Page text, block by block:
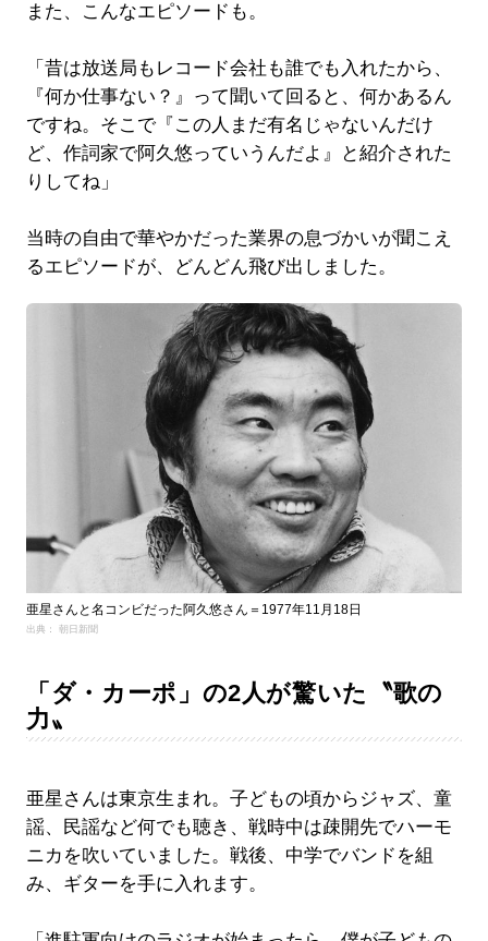
また、こんなエピソードも。
「昔は放送局もレコード会社も誰でも入れたから、
『何か仕事ない？』って聞いて回ると、何かあるん
ですね。そこで『この人まだ有名じゃないんだけ
ど、作詞家で阿久悠っていうんだよ』と紹介された
りしてね」
当時の自由で華やかだった業界の息づかいが聞こえ
るエピソードが、どんどん飛び出しました。
亜星さんと名コンビだった阿久悠さん＝1977年11月18日
出典： 朝日新聞
「ダ・カーポ」の2人が驚いた〝歌の
力〟
亜星さんは東京生まれ。子どもの頃からジャズ、童
謡、民謡など何でも聴き、戦時中は疎開先でハーモ
ニカを吹いていました。戦後、中学でバンドを組
み、ギターを手に入れます。